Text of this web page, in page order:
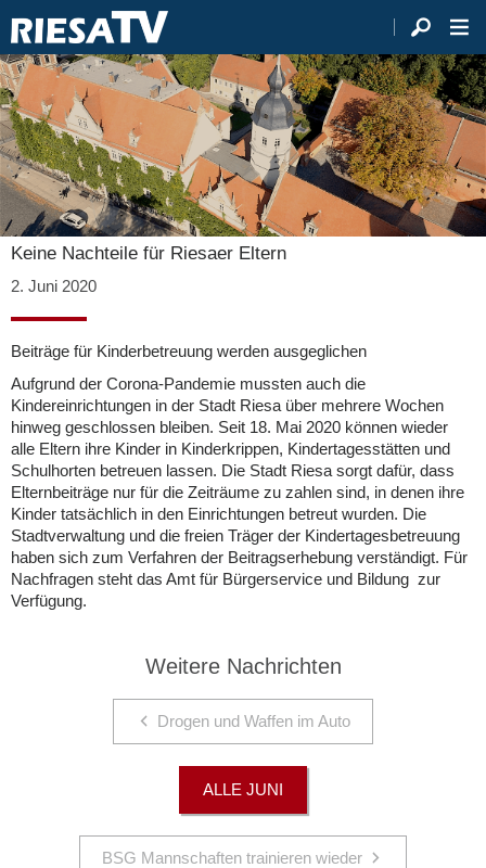
Keine Nachteile für Riesaer Eltern
2. Juni 2020
Beiträge für Kinderbetreuung werden ausgeglichen
Aufgrund der Corona-Pandemie mussten auch die
Kindereinrichtungen in der Stadt Riesa über mehrere Wochen
hinweg geschlossen bleiben. Seit 18. Mai 2020 können wieder
alle Eltern ihre Kinder in Kinderkrippen, Kindertagesstätten und
Schulhorten betreuen lassen. Die Stadt Riesa sorgt dafür, dass
Elternbeiträge nur für die Zeiträume zu zahlen sind, in denen ihre
Kinder tatsächlich in den Einrichtungen betreut wurden. Die
Stadtverwaltung und die freien Träger der Kindertagesbetreuung
haben sich zum Verfahren der Beitragserhebung verständigt. Für
Nachfragen steht das Amt für Bürgerservice und Bildung zur
Verfügung.
Weitere Nachrichten
Drogen und Waffen im Auto
ALLE JUNI
BSG Mannschaften trainieren wieder